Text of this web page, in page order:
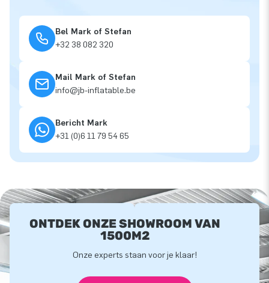
Bel Mark of Stefan
+32 38 082 320
Mail Mark of Stefan
info@jb-inflatable.be
Bericht Mark
+31 (0)6 11 79 54 65
ONTDEK ONZE SHOWROOM VAN
1500M2
Onze experts staan voor je klaar!